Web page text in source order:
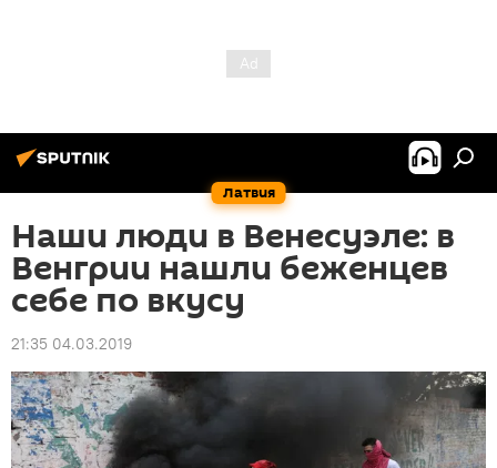
Латвия
Наши люди в Венесуэле: в
Венгрии нашли беженцев
себе по вкусу
21:35 04.03.2019